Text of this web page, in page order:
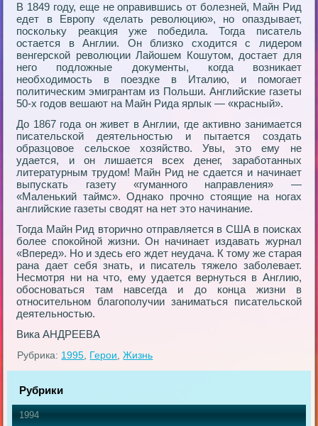
В 1849 году, еще не оправившись от болезней, Майн Рид
едет в Европу «делать революцию», но опаздывает,
поскольку реакция уже победила. Тогда писатель
остается в Англии. Он близко сходится с лидером
венгерской революции Лайошем Кошутом, достает для
него подложные документы, когда возникает
необходимость в поездке в Италию, и помогает
политическим эмигрантам из Польши. Английские газеты
50-х годов вешают на Майн Рида ярлык — «красный».
До 1867 года он живет в Англии, где активно занимается
писательской деятельностью и пытается создать
образцовое сельское хозяйство. Увы, это ему не
удается, и он лишается всех денег, заработанных
литературным трудом! Майн Рид не сдается и начинает
выпускать газету «гуманного направления» —
«Маленький таймс». Однако прочно стоящие на ногах
английские газеты сводят на нет это начинание.
Тогда Майн Рид вторично отправляется в США в поисках
более спокойной жизни. Он начинает издавать журнал
«Вперед». Но и здесь его ждет неудача. К тому же старая
рана дает себя знать, и писатель тяжело заболевает.
Несмотря ни на что, ему удается вернуться в Англию,
обосноваться там навсегда и до конца жизни в
относительном благополучии заниматься писательской
деятельностью.
Вика АНДРЕЕВА
Рубрика: 1995, Герои,Жизнь
Рубрики
1994